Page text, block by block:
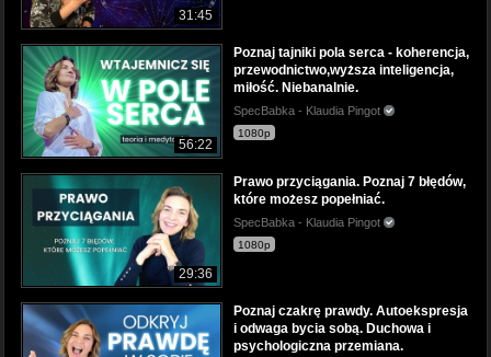
31:45
56:22
Poznaj tajniki pola serca - koherencja,
przewodnictwo,wyższa inteligencja,
miłość. Niebanalnie.
SpecBabka - Klaudia Pingot
1080p
29:36
Prawo przyciągania. Poznaj 7 błędów,
które możesz popełniać.
SpecBabka - Klaudia Pingot
1080p
Poznaj czakrę prawdy. Autoekspresja
i odwaga bycia sobą. Duchowa i
psychologiczna przemiana.